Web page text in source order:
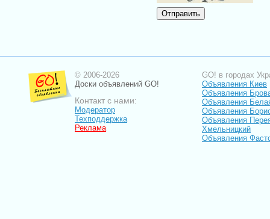
© 2006-2026
Доски объявлений GO!
Контакт с нами:
Модератор
Техподдержка
Реклама
GO! в городах
Объявления Киев
Объявления
Объявления
Объявления
Объявления
Хмельницкий
Объявления